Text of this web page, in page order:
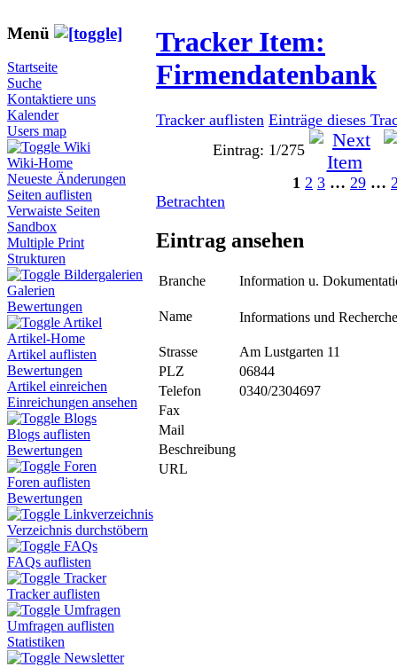
Menü
Startseite
Suche
Kontaktiere uns
Kalender
Users map
Wiki
Wiki-Home
Neueste Änderungen
Seiten auflisten
Verwaiste Seiten
Sandbox
Multiple Print
Strukturen
Bildergalerien
Galerien
Bewertungen
Artikel
Artikel-Home
Artikel auflisten
Bewertungen
Artikel einreichen
Einreichungen ansehen
Blogs
Blogs auflisten
Bewertungen
Foren
Foren auflisten
Bewertungen
Linkverzeichnis
Verzeichnis durchstöbern
FAQs
FAQs auflisten
Tracker
Tracker auflisten
Umfragen
Umfragen auflisten
Statistiken
Newsletter
Tracker Item:
Firmendatenbank
Tracker auflisten Einträge dieses
Eintrag: 1/275
1 2 3 … 29 …
Betrachten
Eintrag ansehen
Branche Information u.
Name Informations und
Strasse
Am Lustgarten 11
PLZ
06844
Telefon
0340/2304697
Fax
Mail
Beschreibung
URL